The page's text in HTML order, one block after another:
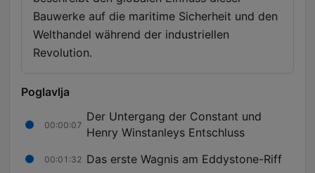
Bauwerke auf die maritime Sicherheit und den
Welthandel während der industriellen
Revolution.
Poglavlja
00:00:07
Der Untergang der Constant und
Henry Winstanleys Entschluss
00:01:32 Das erste Wagnis am Eddystone-Riff